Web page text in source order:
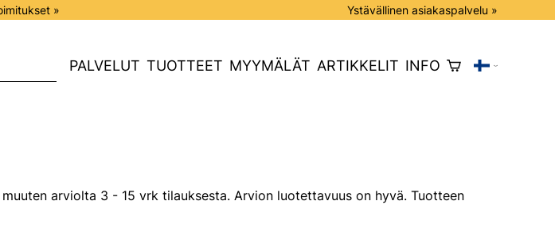
» Ystävällinen asiakaspalvelu »
PALVELUT TUOTTEET MYYMÄLÄT ARTIKKELIT INFO
arviolta 3 - 15 vrk tilauksesta. Arvion luotettavuus on hyvä. Tuotteen